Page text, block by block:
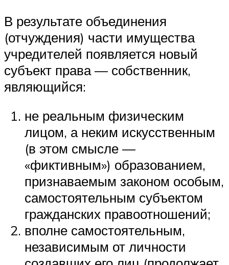
В результате объединения
(отчуждения) части имущества
учредителей появляется новый
субъект права — собственник,
являющийся:
не реальным физическим
лицом, а неким искусственным
(в этом смысле —
«фиктивным») образованием,
признаваемым законом особым,
самостоятельным субъектом
гражданских правоотношений;
вполне самостоятельным,
независимым от личности